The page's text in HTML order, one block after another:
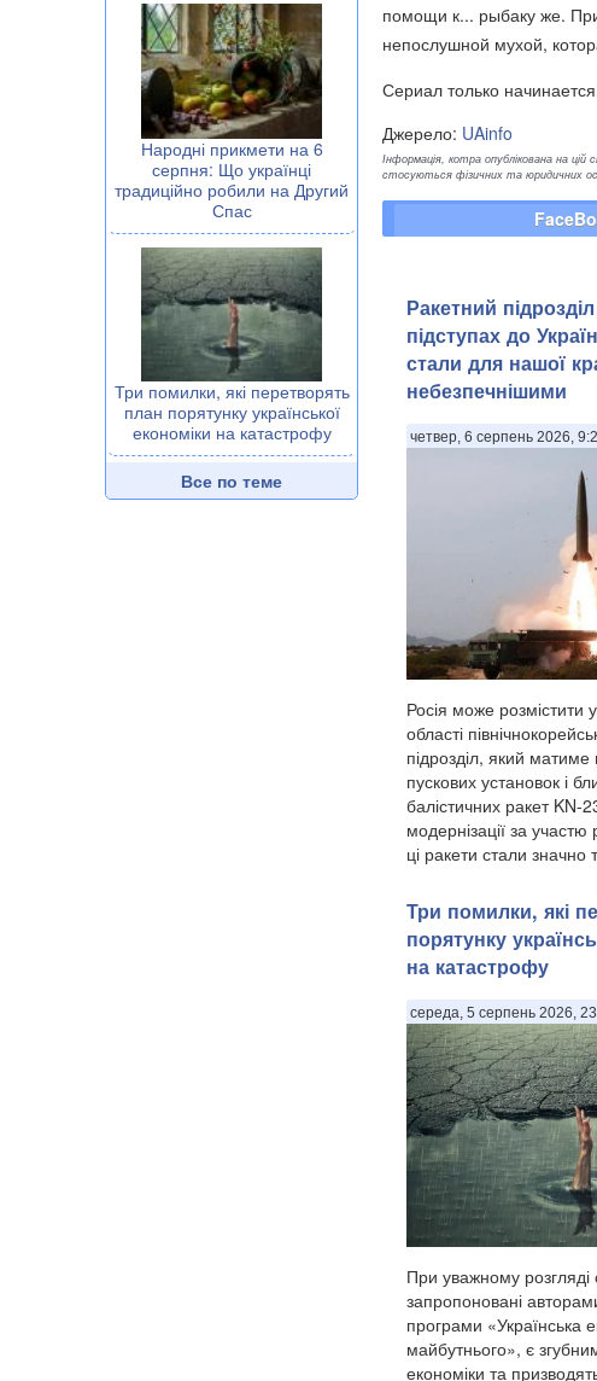
Народні прикмети на 6
серпня: Що українці
традиційно робили на Другий
Спас
Три помилки, які перетворять
план порятунку української
економіки на катастрофу
Все по теме
помощи к... рыбаку же.
непослушной мухой,
Сериал только
Джерело: UAinfo
Інформація, котра опублікована на цій
стосуються фізичних та юридичних
Ракетний
підступах до
стали для нашої
небезпечнішими
четвер, 6 серпень 2026,
Росія може розмістити
області
підрозділ, який матиме
пускових установок і
балістичних ракет KN-
модернізації за участю
ці ракети стали значно
Три помилки, які
порятунку
на катастрофу
середа, 5 серпень 2026,
При уважному розгляді
запропоновані
програми «Українська
майбутнього», є
економіки та